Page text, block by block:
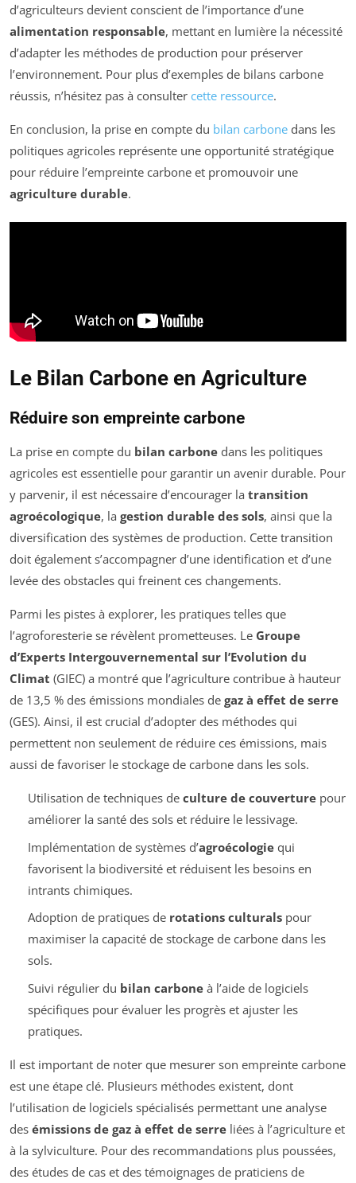
d’agriculteurs devient conscient de l’importance d’une
alimentation responsable, mettant en lumière la nécessité
d’adapter les méthodes de production pour préserver
l’environnement. Pour plus d’exemples de bilans carbone
réussis, n’hésitez pas à consulter cette ressource.
En conclusion, la prise en compte du bilan carbone dans les
politiques agricoles représente une opportunité stratégique
pour réduire l’empreinte carbone et promouvoir une
agriculture durable.
Le Bilan Carbone en Agriculture
Réduire son empreinte carbone
La prise en compte du bilan carbone dans les politiques
agricoles est essentielle pour garantir un avenir durable. Pour
y parvenir, il est nécessaire d’encourager la transition
agroécologique, la gestion durable des sols, ainsi que la
diversification des systèmes de production. Cette transition
doit également s’accompagner d’une identification et d’une
levée des obstacles qui freinent ces changements.
Parmi les pistes à explorer, les pratiques telles que
l’agroforesterie se révèlent prometteuses. Le Groupe
d’Experts Intergouvernemental sur l’Evolution du
Climat (GIEC) a montré que l’agriculture contribue à hauteur
de 13,5 % des émissions mondiales de gaz à effet de serre
(GES). Ainsi, il est crucial d’adopter des méthodes qui
permettent non seulement de réduire ces émissions, mais
aussi de favoriser le stockage de carbone dans les sols.
Utilisation de techniques de culture de couverturepour
améliorer la santé des sols et réduire le lessivage.
Implémentation de systèmes d’agroécologiequi
favorisent la biodiversité et réduisent les besoins en
intrants chimiques.
Adoption de pratiques de rotations culturalspour
maximiser la capacité de stockage de carbone dans les
sols.
Suivi régulier du bilan carboneà l’aide de logiciels
spécifiques pour évaluer les progrès et ajuster les
pratiques.
Il est important de noter que mesurer son empreinte carbone
est une étape clé. Plusieurs méthodes existent, dont
l’utilisation de logiciels spécialisés permettant une analyse
des émissions de gaz à effet de serre liées à l’agriculture et
à la sylviculture. Pour des recommandations plus poussées,
des études de cas et des témoignages de praticiens de